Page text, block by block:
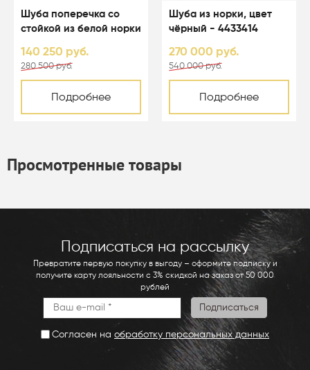
Шуба поперечка со
стойкой из белой норки
140 250 руб.
280 500 руб.
Подробнее
Шуба из норки, цвет
чёрный - 4433414
270 000 руб.
540 000 руб.
Подробнее
Просмотренные товары
Подписаться на рассылку
Превратите первую покупку в выгоду – оформите подписку и
получите карту лояльности с 3% скидкой на заказ от 50 000
рублей
Согласен на обработку персональных данных